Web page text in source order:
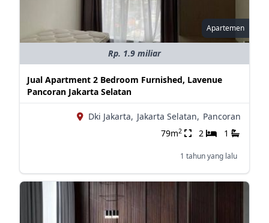
Apartemen
Rp. 1.9 miliar
Jual Apartment 2 Bedroom Furnished, Lavenue
Pancoran Jakarta Selatan
Dki Jakarta, Jakarta Selatan, Pancoran
79m2 2 1
1 tahun yang lalu